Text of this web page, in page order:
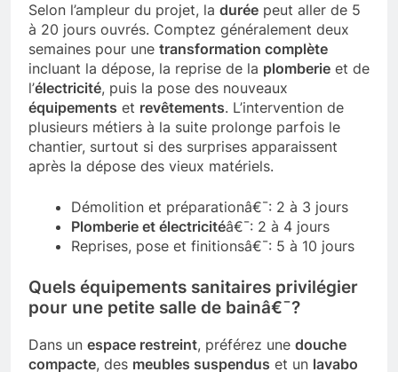
Selon l’ampleur du projet, la durée peut aller de 5
à 20 jours ouvrés. Comptez généralement deux
semaines pour une transformation complète
incluant la dépose, la reprise de la plomberie et de
l’électricité, puis la pose des nouveaux
équipements et revêtements. L’intervention de
plusieurs métiers à la suite prolonge parfois le
chantier, surtout si des surprises apparaissent
après la dépose des vieux matériels.
Démolition et préparationâ€¯: 2 à 3 jours
Plomberie et électricitéâ€¯: 2 à 4 jours
Reprises, pose et finitionsâ€¯: 5 à 10 jours
Quels équipements sanitaires privilégier
pour une petite salle de bainâ€¯?
Dans un espace restreint, préférez une douche
compacte, des meubles suspendus et un lavabo